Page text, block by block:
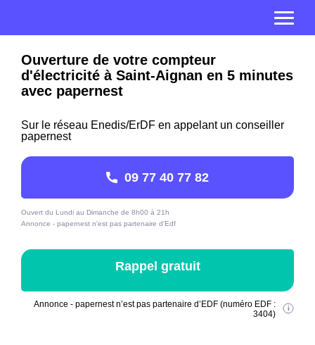
Ouverture de votre compteur
d'électricité à Saint-Aignan en 5 minutes
avec papernest
Sur le réseau Enedis/ErDF en appelant un conseiller
papernest
09 77 40 77 82
Ouvert du Lundi au Dimanche de 8h00 à 21h
Annonce - papernest n'est pas partenaire d'Edf
Rappel gratuit
Annonce - papernest n’est pas partenaire d’EDF (numéro EDF :
3404)